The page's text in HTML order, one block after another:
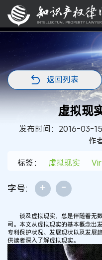
返回列表
虚拟现
发布时间：2016-03-15
作
标签：
虚拟现实
字号: + -
谈及虚拟现实，总是伴随着无数
司。本文从虚拟现实的基本概念出
专利保护状况、发展现状以及发展
供读者深入了解虚拟现实。